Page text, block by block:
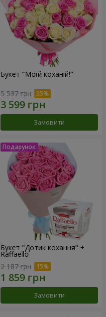
Букет "Моїй коханій!"
5 537 грн
Замовити
Букет "Дотик кохання" +
Raffaello
2 187 грн
Замовити